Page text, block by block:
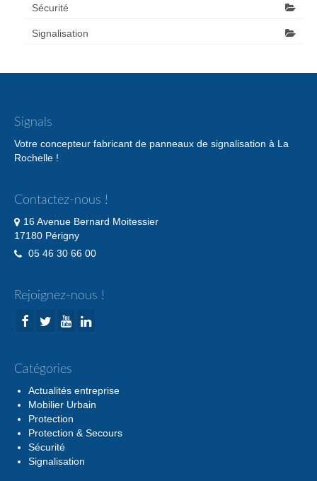
Sécurité
Signalisation
Signals
Votre concepteur fabricant de panneaux de signalisation à La
Rochelle !
Contactez-nous !
16 Avenue Bernard Moitessier
17180 Périgny
05 46 30 66 00
Rejoignez-nous !
Catégories
Actualités entreprise
Mobilier Urbain
Protection
Protection & Secours
Sécurité
Signalisation